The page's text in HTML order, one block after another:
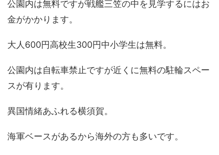
公園内は無料ですが戦艦三笠の中を見学するにはお
金がかかります。
大人600円高校生300円中小学生は無料。
公園内は自転車禁止ですが近くに無料の駐輪スペー
スが有ります。
異国情緒あふれる横須賀。
海軍ベースがあるから海外の方も多いです。